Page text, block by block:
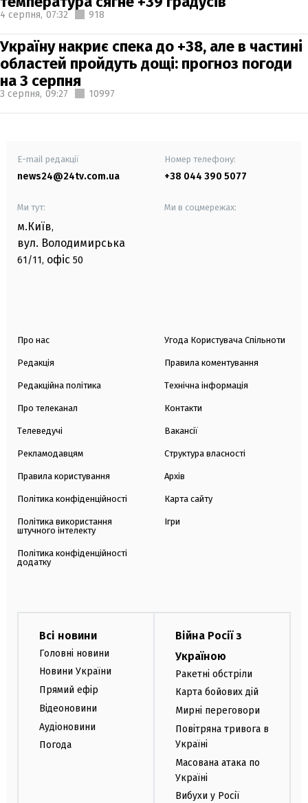
4 серпня, 07:32 918
Україну накриє спека до +38, але в частині
областей пройдуть дощі: прогноз погоди
на 3 серпня
3 серпня, 09:27 10997
E-mail редакції
news24@24tv.com.ua
Номер телефону:
+38 044 390 5077
Ми тут:
м.Київ,
вул. Володимирська
61/11, офіс 50
Ми в соцмережах:
Про нас
Редакція
Редакційна політика
Про телеканал
Телеведучі
Рекламодавцям
Правила користування
Політика конфіденційності
Політика використання
штучного інтелекту
Політика конфіденційності
додатку
Угода Користувача Спільноти
Правила коментування
Технічна інформація
Контакти
Вакансії
Структура власності
Архів
Карта сайту
Ігри
Всі новини
Головні новини
Новини України
Прямий ефір
Відеоновини
Аудіоновини
Погода
Війна Росії з
Україною
Ракетні обстріли
Карта бойових дій
Мирні переговори
Повітряна тривога в
Україні
Масована атака по
Україні
Вибухи у Росії